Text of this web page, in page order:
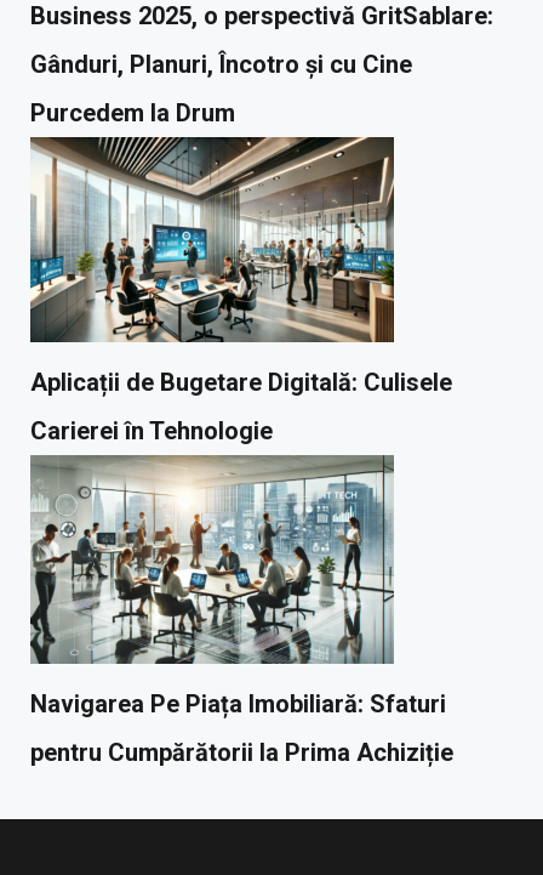
Business 2025, o perspectivă GritSablare:
Gânduri, Planuri, Încotro și cu Cine
Purcedem la Drum
Aplicații de Bugetare Digitală: Culisele
Carierei în Tehnologie
Navigarea Pe Piața Imobiliară: Sfaturi
pentru Cumpărătorii la Prima Achiziție